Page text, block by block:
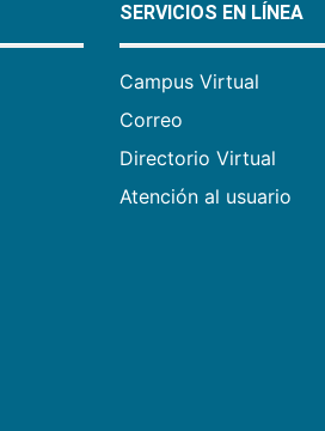
SERVICIOS EN LÍNEA
Campus Virtual
Correo
Directorio Virtual
Atención al usuario